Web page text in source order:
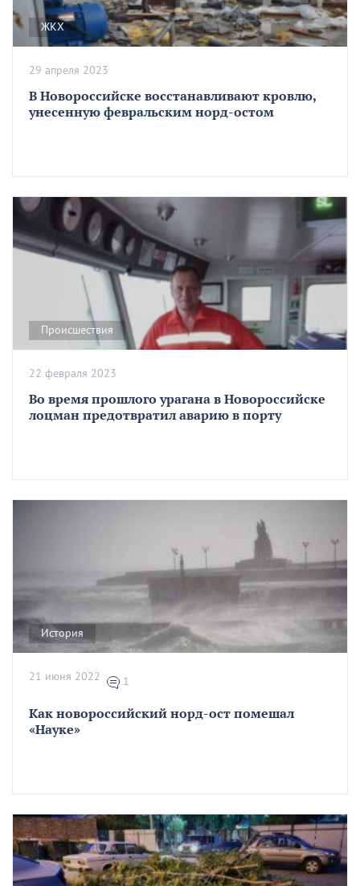
ЖКХ
В Новороссийске восстанавливают кровлю,
унесенную февральским норд-остом
29 апреля 2023
Происшествия
Во время прошлого урагана в Новороссийске
лоцман предотвратил аварию в порту
22 февраля 2023
История
Как новороссийский норд-ост помешал
«Науке»
21 июня 2022 1